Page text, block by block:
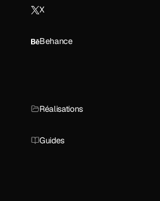
X
Behance
Réalisations
Guides